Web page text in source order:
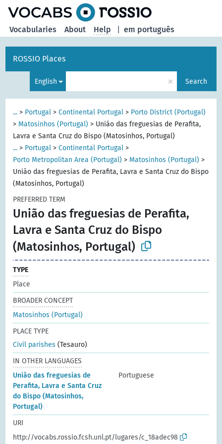
em português
Vocabularies About Help
ROSSIO Places
English × Search
... > Portugal >Continental Portugal > Porto District (Portugal)
> Matosinhos (Portugal) > União das freguesias de Perafita,
Lavra e Santa Cruz do Bispo (Matosinhos, Portugal)
... > Portugal >Continental Portugal >
Porto Metropolitan Area (Portugal) > Matosinhos (Portugal) >
União das freguesias de Perafita, Lavra e Santa Cruz do Bispo
(Matosinhos, Portugal)
PREFERRED TERM
União das freguesias de Perafita,
Lavra e Santa Cruz do Bispo
(Matosinhos, Portugal)
TYPE
Place
BROADER CONCEPT
Matosinhos (Portugal)
PLACE TYPE
Civil parishes (Tesauro)
IN OTHER LANGUAGES
União das freguesias de
Perafita, Lavra e Santa Cruz
do Bispo (Matosinhos,
Portugal)
Portuguese
URI
http://vocabs.rossio.fcsh.unl.pt/lugares/c_18adec98